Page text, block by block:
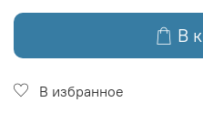
В
В избранное